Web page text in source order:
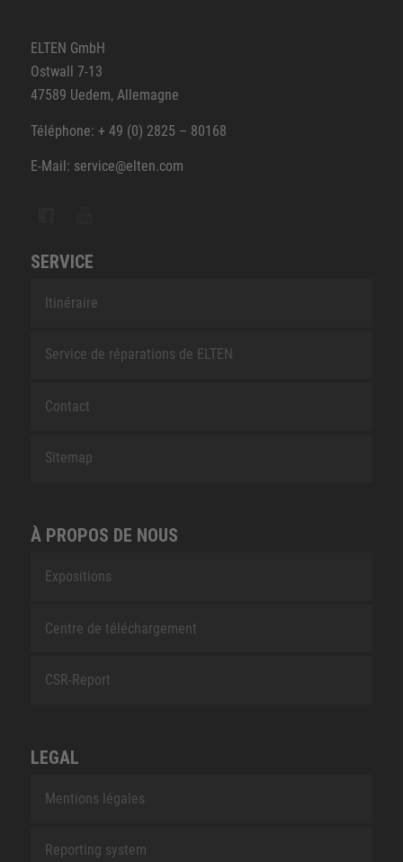
ELTEN GmbH
Ostwall 7-13
47589 Uedem, Allemagne
Téléphone: + 49 (0) 2825 – 80168
E-Mail: service@elten.com
SERVICE
Itinéraire
Service de réparations de ELTEN
Contact
Sitemap
À PROPOS DE NOUS
Expositions
Centre de téléchargement
CSR-Report
LEGAL
Mentions légales
Reporting system